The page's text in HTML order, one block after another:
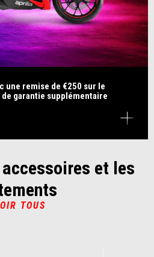
une remise de €250 sur le
garantie supplémentaire
et les
TOUS